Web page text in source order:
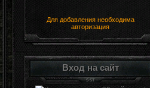
Для добавления необходима
авторизация
Вход на сайт